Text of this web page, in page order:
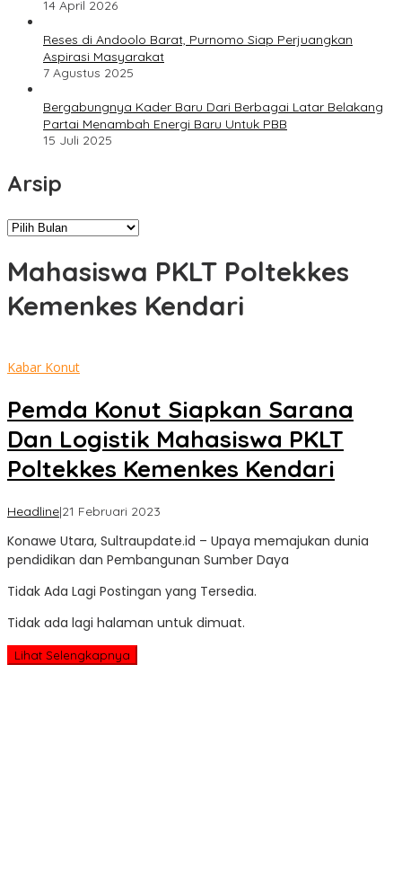
14 April 2026
Reses di Andoolo Barat, Purnomo Siap Perjuangkan
Aspirasi Masyarakat
7 Agustus 2025
Bergabungnya Kader Baru Dari Berbagai Latar Belakang
Partai Menambah Energi Baru Untuk PBB
15 Juli 2025
Arsip
Arsip
Mahasiswa PKLT Poltekkes
Kemenkes Kendari
Kabar Konut
Pemda Konut Siapkan Sarana
Dan Logistik Mahasiswa PKLT
Poltekkes Kemenkes Kendari
Headline|21 Februari 2023
Update
Konawe Utara, Sultraupdate.id – Upaya memajukan dunia
pendidikan dan Pembangunan Sumber Daya
Tidak Ada Lagi Postingan yang Tersedia.
Tidak ada lagi halaman untuk dimuat.
Lihat Selengkapnya